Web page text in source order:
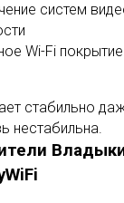
систем
Wi-Fi
стабильно
нестабильна.